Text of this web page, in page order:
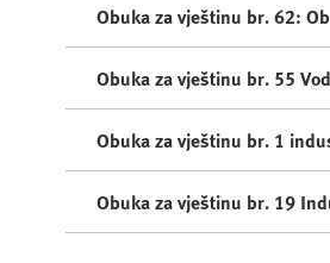
Obuka za vještinu br. 62:
Obuka za vještinu br. 55
Obuka za vještinu br. 1
Obuka za vještinu br. 19